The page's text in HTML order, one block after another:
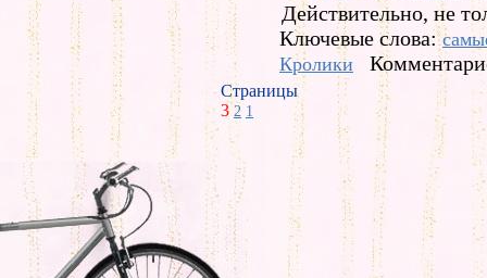
Действительно, не
Ключевые слова:
Кролики
Страницы
3 2 1